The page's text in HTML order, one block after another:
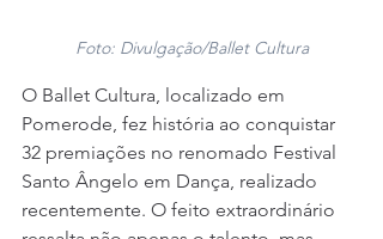
Foto: Divulgação/Ballet Cultura
O Ballet Cultura, localizado em
Pomerode, fez história ao conquistar
32 premiações no renomado Festival
Santo Ângelo em Dança, realizado
recentemente. O feito extraordinário